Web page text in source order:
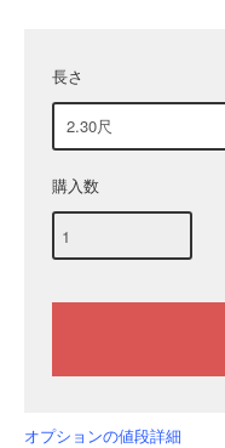
長さ
購入数
オプションの値段詳細